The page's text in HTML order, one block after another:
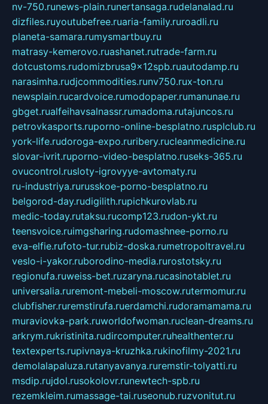
nv-750.runews-plain.runertansaga.rudelanalad.ru
dizfiles.ruyoutubefree.ruaria-family.ruroadli.ru
planeta-samara.rumysmartbuy.ru
matrasy-kemerovo.ruashanet.rutrade-farm.ru
dotcustoms.rudomizbrusa9x12spb.ruautodamp.ru
narasimha.rudjcommodities.runv750.rux-ton.ru
newsplain.rucardvoice.rumodopaper.rumanunae.ru
gbget.rualfeihavsalnassr.rumadoma.rutajuncos.ru
petrovkasports.ruporno-online-besplatno.rusplclub.ru
york-life.rudoroga-expo.ruribery.rucleanmedicine.ru
slovar-ivrit.ruporno-video-besplatno.ruseks-365.ru
ovucontrol.rusloty-igrovyye-avtomaty.ru
ru-industriya.rurusskoe-porno-besplatno.ru
belgorod-day.rudigilith.rupichkurovlab.ru
medic-today.rutaksu.rucomp123.rudon-ykt.ru
teensvoice.ruimgsharing.rudomashnee-porno.ru
eva-elfie.rufoto-tur.rubiz-doska.rumetropoltravel.ru
veslo-i-yakor.ruborodino-media.rurostotsky.ru
regionufa.ruweiss-bet.ruzaryna.rucasinotablet.ru
universalia.ruremont-mebeli-moscow.rutermomur.ru
clubfisher.ruremstirufa.ruerdamchi.rudoramamama.ru
muraviovka-park.ruworldofwoman.ruclean-dreams.ru
arkrym.rukristinita.rudircomputer.ruhealthenter.ru
textexperts.rupivnaya-kruzhka.rukinofilmy-2021.ru
demolalapaluza.rutanyavanya.ruremstir-tolyatti.ru
msdip.rujdol.rusokolovr.runewtech-spb.ru
rezemkleim.rumassage-tai.ruseonub.ruzvonitut.ru